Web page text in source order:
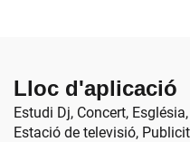
Lloc d'aplicació
Estudi Dj, Concert,
Estació de televisió,